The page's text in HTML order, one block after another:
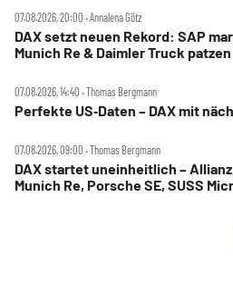
07.08.2026, 20:00 ‧ Annalena Götz
DAX setzt neuen Rekord: SAP
Munich Re & Daimler Truck patzen
07.08.2026, 14:40 ‧ Thomas Bergmann
Perfekte US‑Daten – DAX mit
07.08.2026, 09:00 ‧ Thomas Bergmann
DAX startet uneinheitlich –
Munich Re, Porsche SE, SUSS